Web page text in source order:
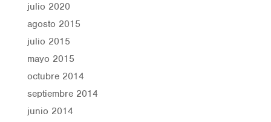
julio 2020
agosto 2015
julio 2015
mayo 2015
octubre 2014
septiembre 2014
junio 2014